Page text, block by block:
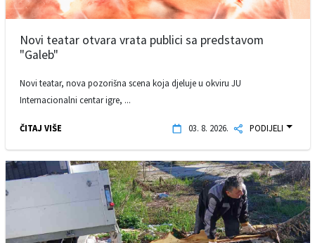
Novi teatar otvara vrata publici sa predstavom
"Galeb"
Novi teatar, nova pozorišna scena koja djeluje u okviru JU
Internacionalni centar igre, ...
ČITAJ VIŠE 03. 8. 2026. PODIJELI